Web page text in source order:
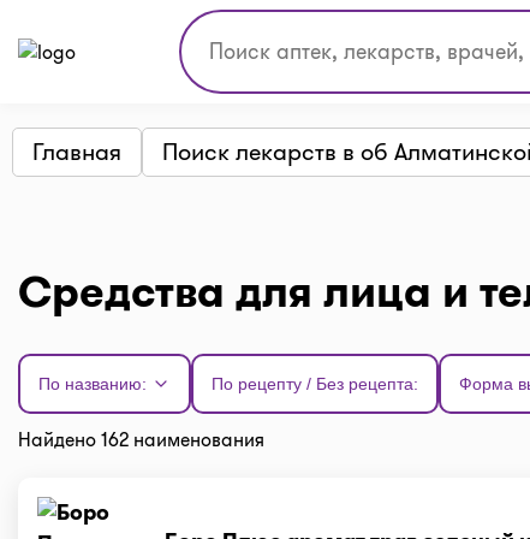
Главная Поиск лекарств в об
Средства для лица и
По названию: По рецепту / Без рецепта: Форма
Найдено 162 наименования